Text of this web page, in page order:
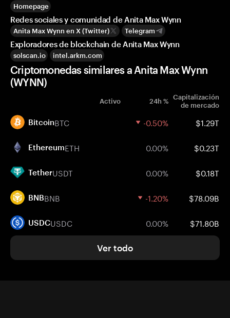
Homepage
Redes sociales y comunidad de Anita Max Wynn
Anita Max Wynn en X (Twitter) Telegram
Exploradores de blockchain de Anita Max Wynn
solscan.io intel.arkm.com
Criptomonedas similares a Anita Max Wynn
(WYNN)
Activo 24h % Capitalización
de mercado
BitcoinBTC -0.50% $1.29T
EthereumETH 0.00% $0.23T
TetherUSDT 0.00% $0.18T
BNBBNB -1.20% $78.09B
USDCUSDC 0.00% $71.80B
Ver todo